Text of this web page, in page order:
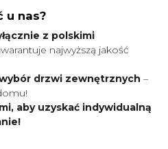
u nas?
z polskimi
najwyższą jakość
drzwi zewnętrznych –
aby uzyskać indywidualną